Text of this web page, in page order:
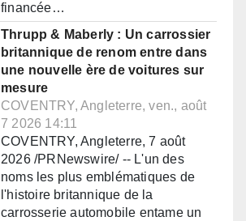
financée…
Thrupp & Maberly : Un carrossier
britannique de renom entre dans
une nouvelle ère de voitures sur
mesure
COVENTRY, Angleterre, ven., août
7 2026 14:11
COVENTRY, Angleterre, 7 août
2026 /PRNewswire/ -- L'un des
noms les plus emblématiques de
l'histoire britannique de la
carrosserie automobile entame un